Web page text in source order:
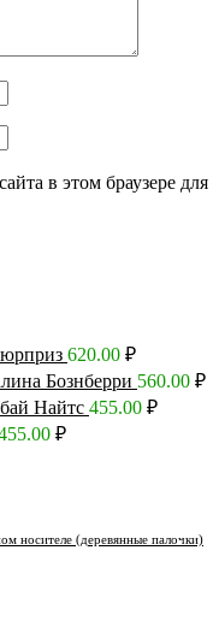
в этом браузере для
620.00 ₽
Бознберри 560.00 ₽
Найтс 455.00 ₽
₽
носителе (деревянные палочки)